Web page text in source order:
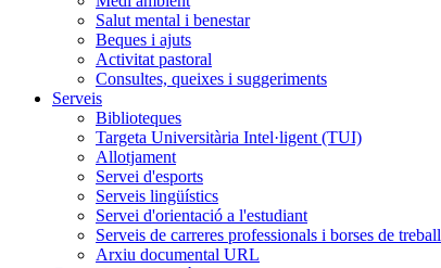
Salut mental i benestar
Beques i ajuts
Activitat pastoral
Consultes, queixes i suggeriments
Serveis
Biblioteques
Targeta Universitària Intel·ligent (TUI)
Allotjament
Servei d'esports
Serveis lingüístics
Servei d'orientació a l'estudiant
Serveis de carreres professionals i borses de treball
Arxiu documental URL